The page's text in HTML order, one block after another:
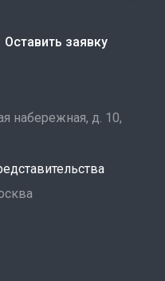
Оставить заявку
набережная, д. 10,